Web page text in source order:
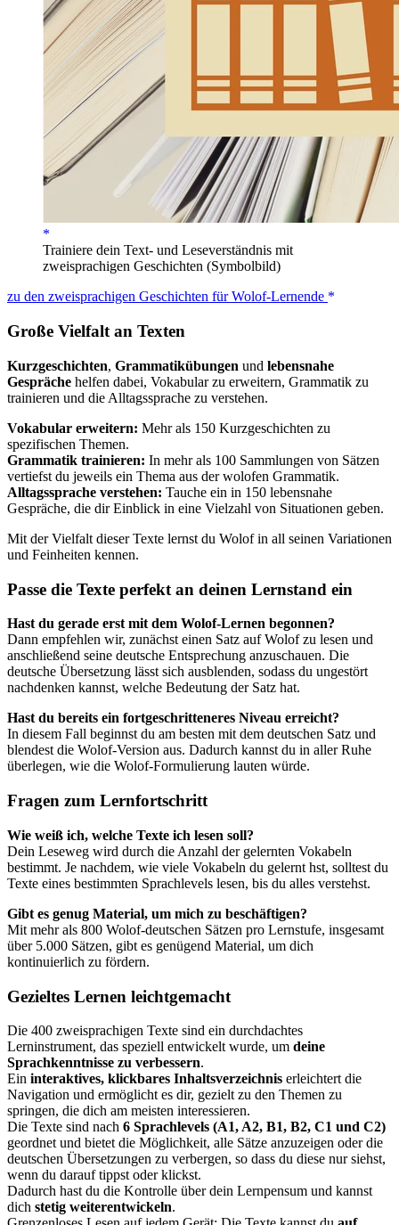
Trainiere dein Text- und Leseverständnis mit
zweisprachigen Geschichten (Symbolbild)
zu den zweisprachigen Geschichten für Wolof-Lernende
Große Vielfalt an Texten
Kurzgeschichten, Grammatikübungen und lebensnahe
Gespräche helfen dabei, Vokabular zu erweitern, Grammatik zu
trainieren und die Alltagssprache zu verstehen.
Vokabular erweitern: Mehr als 150 Kurzgeschichten zu
spezifischen Themen.
Grammatik trainieren: In mehr als 100 Sammlungen von Sätzen
vertiefst du jeweils ein Thema aus der wolofen Grammatik.
Alltagssprache verstehen: Tauche ein in 150 lebensnahe
Gespräche, die dir Einblick in eine Vielzahl von Situationen geben.
Mit der Vielfalt dieser Texte lernst du Wolof in all seinen Variationen
und Feinheiten kennen.
Passe die Texte perfekt an deinen Lernstand ein
Hast du gerade erst mit dem Wolof-Lernen begonnen?
Dann empfehlen wir, zunächst einen Satz auf Wolof zu lesen und
anschließend seine deutsche Entsprechung anzuschauen. Die
deutsche Übersetzung lässt sich ausblenden, sodass du ungestört
nachdenken kannst, welche Bedeutung der Satz hat.
Hast du bereits ein fortgeschritteneres Niveau erreicht?
In diesem Fall beginnst du am besten mit dem deutschen Satz und
blendest die Wolof-Version aus. Dadurch kannst du in aller Ruhe
überlegen, wie die Wolof-Formulierung lauten würde.
Fragen zum Lernfortschritt
Wie weiß ich, welche Texte ich lesen soll?
Dein Leseweg wird durch die Anzahl der gelernten Vokabeln
bestimmt. Je nachdem, wie viele Vokabeln du gelernt hst, solltest du
Texte eines bestimmten Sprachlevels lesen, bis du alles verstehst.
Gibt es genug Material, um mich zu beschäftigen?
Mit mehr als 800 Wolof-deutschen Sätzen pro Lernstufe, insgesamt
über 5.000 Sätzen, gibt es genügend Material, um dich
kontinuierlich zu fördern.
Gezieltes Lernen leichtgemacht
Die 400 zweisprachigen Texte sind ein durchdachtes
Lerninstrument, das speziell entwickelt wurde, um deine
Sprachkenntnisse zu verbessern.
Ein interaktives, klickbares Inhaltsverzeichnis erleichtert die
Navigation und ermöglicht es dir, gezielt zu den Themen zu
springen, die dich am meisten interessieren.
Die Texte sind nach 6 Sprachlevels (A1, A2, B1, B2, C1 und C2)
geordnet und bietet die Möglichkeit, alle Sätze anzuzeigen oder die
deutschen Übersetzungen zu verbergen, so dass du diese nur siehst,
wenn du darauf tippst oder klickst.
Dadurch hast du die Kontrolle über dein Lernpensum und kannst
dich stetig weiterentwickeln.